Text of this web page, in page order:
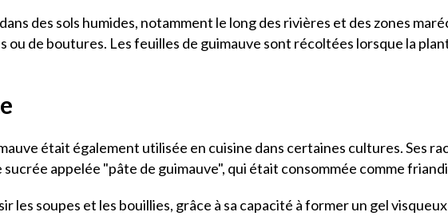
des sols humides, notamment le long des rivières et des zones
de boutures. Les feuilles de guimauve sont récoltées lorsque la
était également utilisée en cuisine dans certaines cultures. Ses
appelée "pâte de guimauve", qui était consommée comme
les soupes et les bouillies, grâce à sa capacité à former un gel